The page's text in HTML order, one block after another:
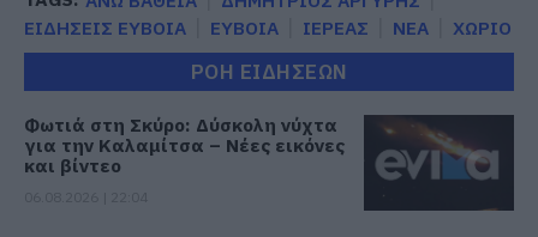
ΕΙΔΗΣΕΙΣ ΕΥΒΟΙΑ
ΕΥΒΟΙΑ ΙΕΡΕΑΣ ΝΕΑ ΧΩΡΙΟ
ΡΟΗ ΕΙΔΗΣΕΩΝ
Φωτιά στη Σκύρο: Δύσκολη νύχτα
για την Καλαμίτσα – Νέες εικόνες
και βίντεο